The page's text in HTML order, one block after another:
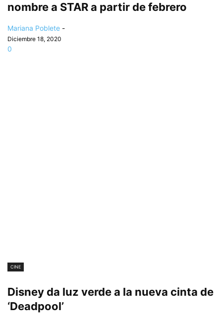
nombre a STAR a partir de febrero
Mariana Poblete -
Diciembre 18, 2020
0
CINE
Disney da luz verde a la nueva cinta de
‘Deadpool’